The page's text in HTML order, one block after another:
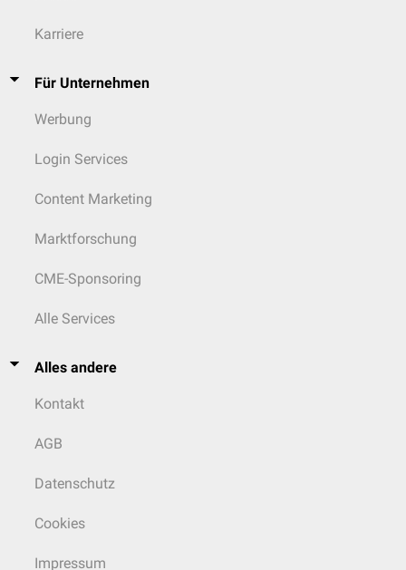
Karriere
Für Unternehmen
Werbung
Login Services
Content Marketing
Marktforschung
CME-Sponsoring
Alle Services
Alles andere
Kontakt
AGB
Datenschutz
Cookies
Impressum